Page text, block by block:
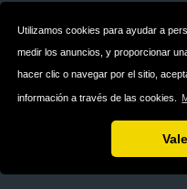
Utilizamos cookies para ayudar a
medir los anuncios, y proporcionar
hacer clic o navegar por el sitio,
información a través de las cookies.
Vale
Quiero BDSM Ferrol
Quiero BDSM Zaragoza
Contacto Swingers Castellón